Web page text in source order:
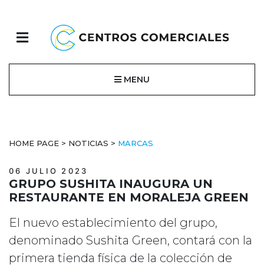
MENU
HOME PAGE > NOTICIAS > MARCAS
06 JULIO 2023
GRUPO SUSHITA INAUGURA UN
RESTAURANTE EN MORALEJA GREEN
El nuevo establecimiento del grupo,
denominado Sushita Green, contará con la
primera tienda física de la colección de